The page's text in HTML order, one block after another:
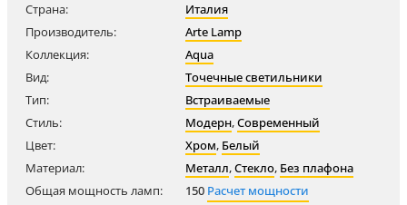
Страна:
Италия
Производитель:
Arte Lamp
Коллекция:
Aqua
Вид:
Точечные светильники
Тип:
Встраиваемые
Стиль:
Модерн,Современный
Цвет:
Хром, Белый
Материал:
Металл,Стекло, Без плафона
Общая мощность ламп:
150 Расчет мощности